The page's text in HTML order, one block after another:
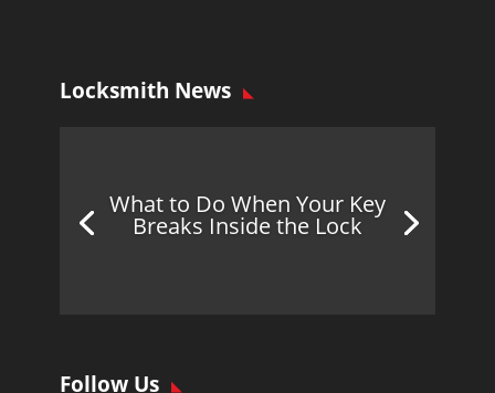
Locksmith News
What to Do When Your Key
Breaks Inside the Lock
Follow Us